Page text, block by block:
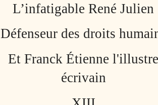
L’infatigable René Julien
Défenseur des droits
Et Franck Étienne
écrivain